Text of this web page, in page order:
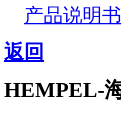
产品说明
返回
HEMPEL-